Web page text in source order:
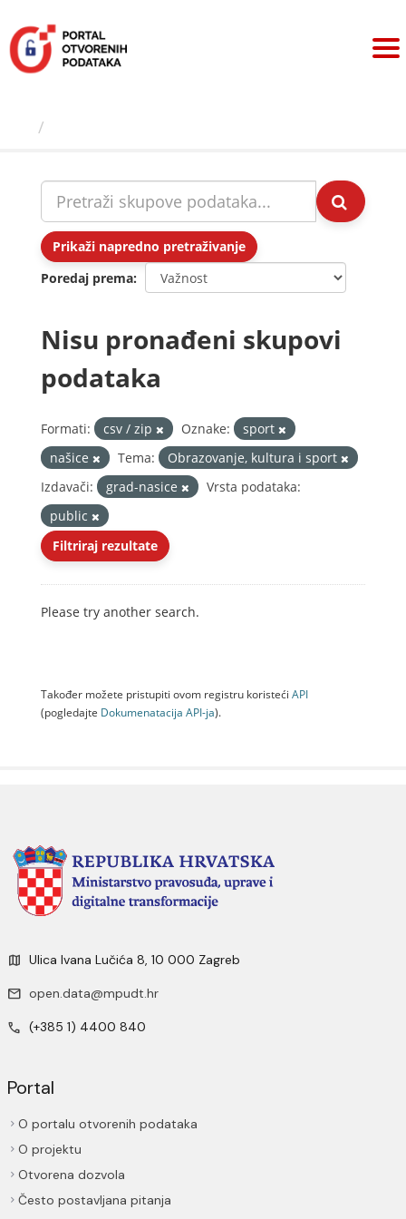
sadržaj
Prikaži napredno pretraživanje
Poredaj prema
Nisu pronađeni skupovi
podataka
Formati: csv / zip Oznake:
sport
našice
Tema:
Obrazovanje, kultura i sport
Izdavači:
grad-nasice
Vrsta podataka:
public
Filtriraj rezultate
Please try another search.
Također možete pristupiti ovom registru koristeći API
(pogledajte Dokumenаtаcijа API-jа).